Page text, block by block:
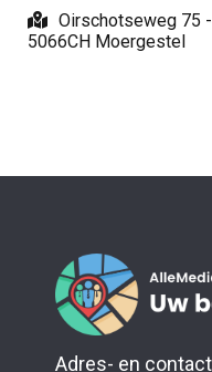
Oirschotseweg 75 -
5066CH Moergestel
Adres- en